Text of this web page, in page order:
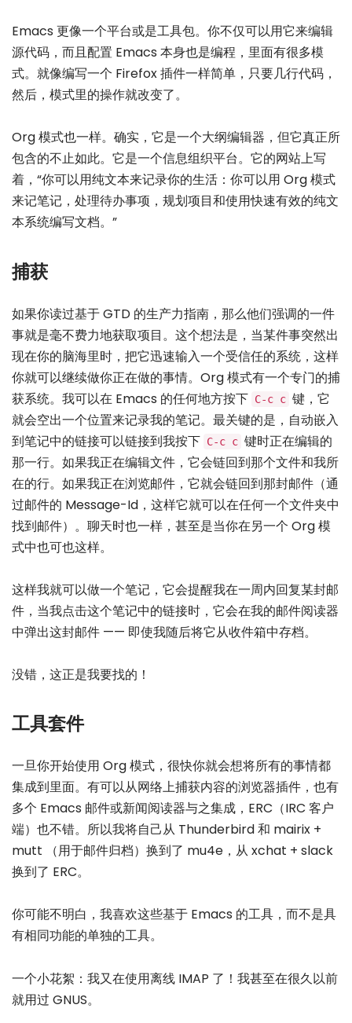
Emacs 更像一个平台或是工具包。你不仅可以用它来编辑
源代码，而且配置 Emacs 本身也是编程，里面有很多模
式。就像编写一个 Firefox 插件一样简单，只要几行代码，
然后，模式里的操作就改变了。
Org 模式也一样。确实，它是一个大纲编辑器，但它真正所
包含的不止如此。它是一个信息组织平台。它的网站上写
着，“你可以用纯文本来记录你的生活：你可以用 Org 模式
来记笔记，处理待办事项，规划项目和使用快速有效的纯文
本系统编写文档。”
捕获
如果你读过基于 GTD 的生产力指南，那么他们强调的一件
事就是毫不费力地获取项目。这个想法是，当某件事突然出
现在你的脑海里时，把它迅速输入一个受信任的系统，这样
你就可以继续做你正在做的事情。Org 模式有一个专门的捕
获系统。我可以在 Emacs 的任何地方按下 C-c c 键，它
就会空出一个位置来记录我的笔记。最关键的是，自动嵌入
到笔记中的链接可以链接到我按下 C-c c 键时正在编辑的
那一行。如果我正在编辑文件，它会链回到那个文件和我所
在的行。如果我正在浏览邮件，它就会链回到那封邮件（通
过邮件的 Message-Id，这样它就可以在任何一个文件夹中
找到邮件）。聊天时也一样，甚至是当你在另一个 Org 模
式中也可也这样。
这样我就可以做一个笔记，它会提醒我在一周内回复某封邮
件，当我点击这个笔记中的链接时，它会在我的邮件阅读器
中弹出这封邮件 —— 即使我随后将它从收件箱中存档。
没错，这正是我要找的！
工具套件
一旦你开始使用 Org 模式，很快你就会想将所有的事情都
集成到里面。有可以从网络上捕获内容的浏览器插件，也有
多个 Emacs 邮件或新闻阅读器与之集成，ERC（IRC 客户
端）也不错。所以我将自己从 Thunderbird 和 mairix +
mutt （用于邮件归档）换到了 mu4e，从 xchat + slack
换到了 ERC。
你可能不明白，我喜欢这些基于 Emacs 的工具，而不是具
有相同功能的单独的工具。
一个小花絮：我又在使用离线 IMAP 了！我甚至在很久以前
就用过 GNUS。